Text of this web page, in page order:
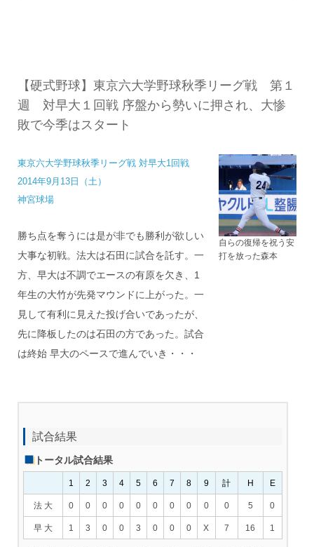
【硬式野球】東京六大学野球秋季リーグ戦 第１
週 対早大１回戦 序盤から勢いに押され、大惨
敗で今季はスタート
東京六大学野球秋季リーグ戦 対早大1回戦
2014年9月13日（土）
神宮球場
勝ち点を奪うには是が非でも勝利が欲しい
大事な初戦。法大は石田に試合を託す。一
方、早大は不調でエースの有原を欠き、1
年生の大竹が先発マウンドに上がった 。一
見して有利に見えた投げ合いであったが、
先に降板したのは石田の方であった。試合
は終始 早大のペースで進んでいき・・・
自らの復帰を祝う安
打を放った森本
試合結果
トータル試合結果
1 2 3 4 5 6 7 8 9 計 H E
法 大 0 0 0 0 0 0 0 0 0 0 5 0
早 大 1 3 0 0 3 0 0 0 X 7 16 1